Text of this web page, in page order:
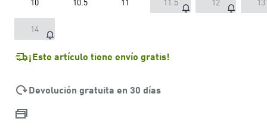
14
¡Este artículo tiene envío gratis!
Devolución gratuita en 30 días